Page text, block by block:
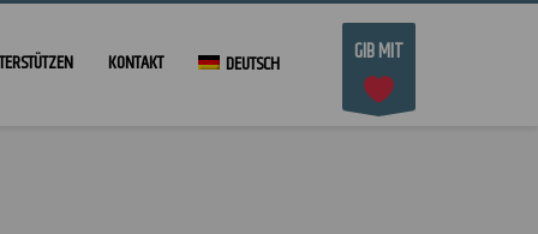
KONTAKT DEUTSCH GIB MIT